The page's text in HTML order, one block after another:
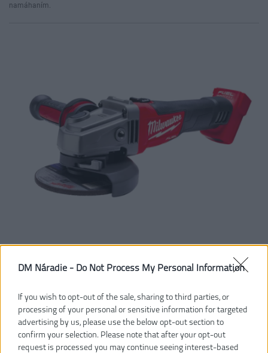
DM Náradie - Do Not Process My Personal Information
If you wish to opt-out of the sale, sharing to third parties, or
processing of your personal or sensitive information for targeted
advertising by us, please use the below opt-out section to
confirm your selection. Please note that after your opt-out
request is processed you may continue seeing interest-based
namáhaním.
vyradený z našej ponuky.
POZRIEŤ ĎALŠÍ TOVAR V KATEGÓRIÍ